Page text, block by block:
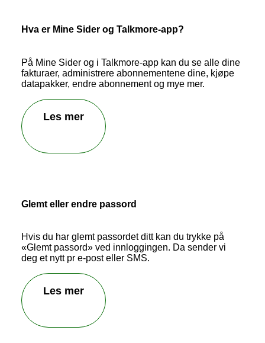
Hva er Mine Sider og Talkmore-app?
På Mine Sider og i Talkmore-app kan du se alle dine
fakturaer, administrere abonnementene dine, kjøpe
datapakker, endre abonnement og mye mer.
Les mer
Glemt eller endre passord
Hvis du har glemt passordet ditt kan du trykke på
«Glemt passord» ved innloggingen. Da sender vi
deg et nytt pr e-post eller SMS.
Les mer